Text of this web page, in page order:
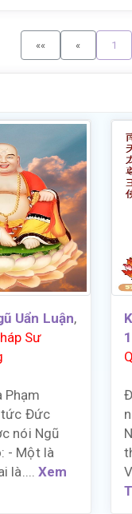
«« « 1
Uẩn Luận,
Sư
Phạm
tức Đức
nói Ngũ
- Một là
là....Xem